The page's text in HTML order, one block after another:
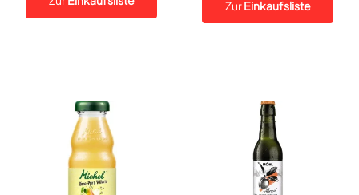
ZurEinkaufsliste